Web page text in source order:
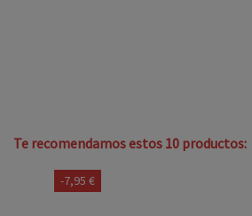
Te recomendamos estos 10 productos: